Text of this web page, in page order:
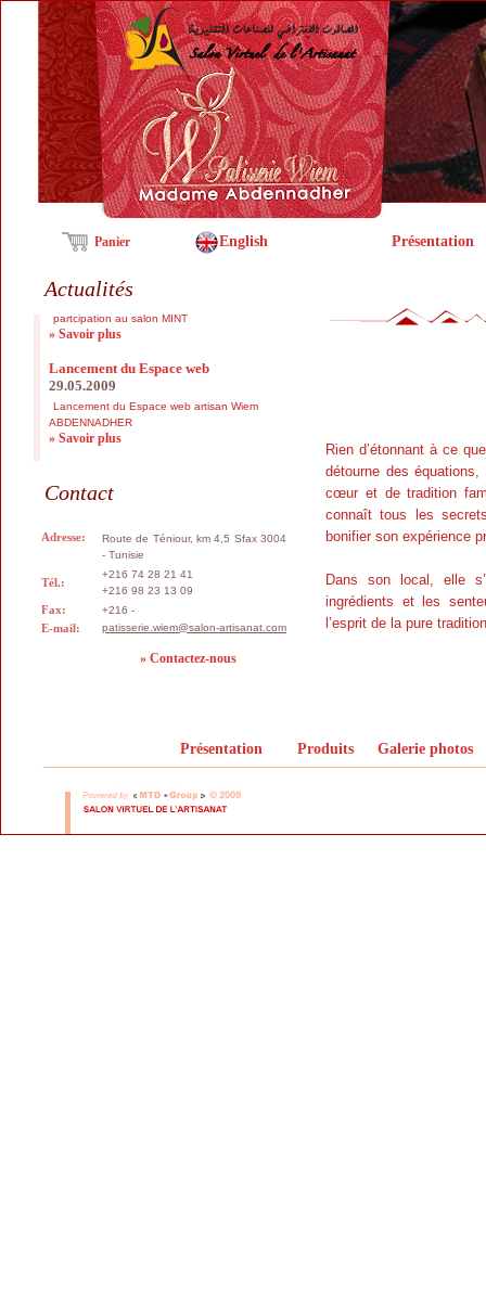
Panier English Présentation
Actualités
Contact
Adresse:
Route de Téniour, km 4,5 Sfax 3004
- Tunisie
Tél.:
+216 74 28 21 41
+216 98 23 13 09
Fax: +216 -
E-mail: patisserie.wiem@salon-artisanat.com
» Contactez-nous
Rien d’étonnant à ce
détourne des
cœur et de tradition
connaît tous les
bonifier son expérience
Dans son local, elle
ingrédients et les
l’esprit de la pure
Présentation Produits Galerie photos